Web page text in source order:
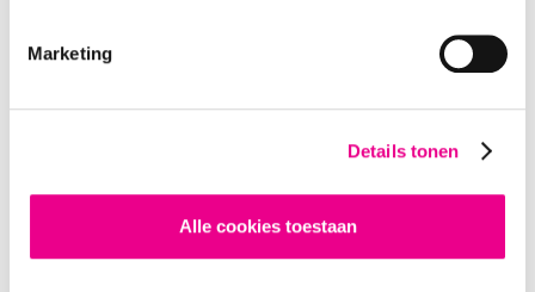
Marketing
Details tonen
Alle cookies toestaan
ze weer vrijgegeven. Na je betaling zijn ze definitief.
kortingen worden na het inloggen in je account